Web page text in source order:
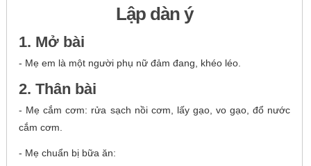
Lập dàn ý
1. Mở bài
- Mẹ em là một người phụ nữ đảm đang, khéo léo.
2. Thân bài
- Mẹ cắm cơm: rửa sạch nồi cơm, lấy gạo, vo gạo, đổ nước
cắm cơm.
- Mẹ chuẩn bị bữa ăn: